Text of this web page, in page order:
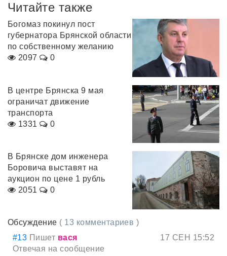
Читайте также
Богомаз покинул пост
губернатора Брянской области
по собственному желанию
2097
0
В центре Брянска 9 мая
ограничат движение
транспорта
1331
0
В Брянске дом инженера
Боровича выставят на
аукцион по цене 1 рубль
2051
0
Обсуждение ( 13 комментариев )
#13 Пишет вася
17 СЕН 15:52
Отвечая на сообщение